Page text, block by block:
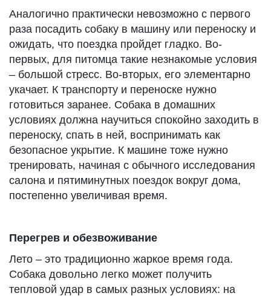
Аналогично практически невозможно с первого
раза посадить собаку в машину или переноску и
ожидать, что поездка пройдет гладко. Во-
первых, для питомца такие незнакомые условия
– большой стресс. Во-вторых, его элементарно
укачает. К транспорту и переноске нужно
готовиться заранее. Собака в домашних
условиях должна научиться спокойно заходить в
переноску, спать в ней, воспринимать как
безопасное укрытие. К машине тоже нужно
тренировать, начиная с обычного исследования
салона и пятиминутных поездок вокруг дома,
постепенно увеличивая время.
Перегрев и обезвоживание
Лето – это традиционно жаркое время года.
Собака довольно легко может получить
тепловой удар в самых разных условиях: на